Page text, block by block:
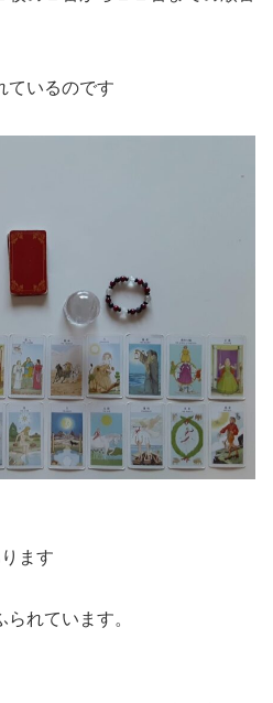
ているのです
ます
れています。